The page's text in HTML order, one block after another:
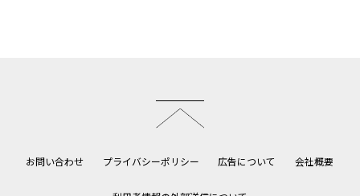
お問い合わせ プライバシーポリシー 広告について 会社概要